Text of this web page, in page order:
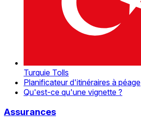
Turquie Tolls
Planificateur d'itinéraires à péage
Qu'est-ce qu'une vignette ?
Assurances